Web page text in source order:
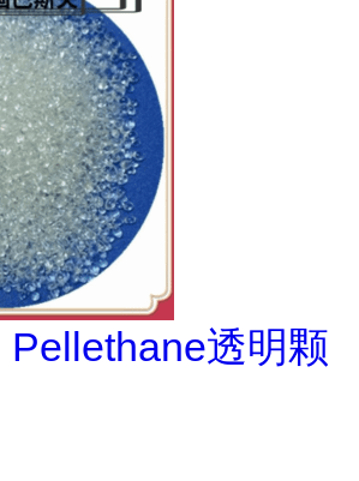
Pellethane透明颗